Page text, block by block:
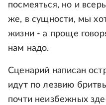
посмеяться, но и
же, в сущности, мы
жизни - а проще
нам надо.
Сценарий написан
идут по лезвию
почти неизбежных